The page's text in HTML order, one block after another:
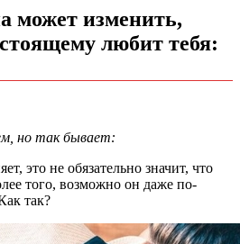
может изменить,
любит тебя:
но так бывает:
это не обязательно значит, что
того, возможно он даже по-
так?